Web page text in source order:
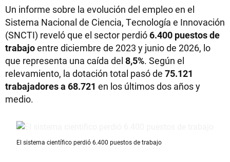
Un informe sobre la evolución del empleo en el
Sistema Nacional de Ciencia, Tecnología e Innovación
(SNCTI) reveló que el sector perdió6.400 puestos de
trabajoentre diciembre de 2023 y junio de 2026, lo
que representa una caída del 8,5%. Según el
relevamiento, la dotación total pasó de 75.121
trabajadores a 68.721 en los últimos dos años y
medio.
El sistema científico perdió 6.400 puestos de trabajo